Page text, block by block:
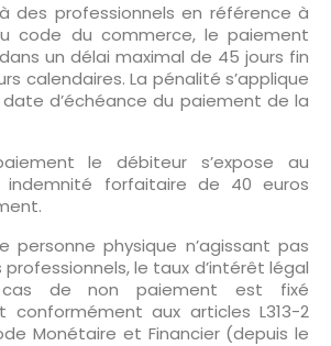
des professionnels en référence à
code du commerce, le paiement
un délai maximal de 45 jours fin
calendaires. La pénalité s’applique
d’échéance du paiement de la
le débiteur s’expose au
indemnité forfaitaire de 40 euros
personne physique n’agissant pas
le taux d’intérêt légal
de non paiement est fixé
conformément aux articles L313-2
Monétaire et Financier (depuis le